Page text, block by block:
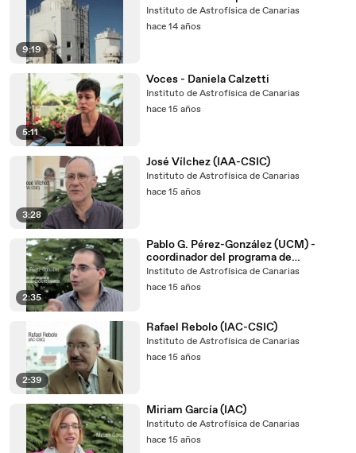
9:19
Instituto de Astrofísica de Canarias
hace 14 años
5:11
Voces - Daniela Calzetti
Instituto de Astrofísica de Canarias
hace 15 años
3:28
José Vílchez (IAA-CSIC)
Instituto de Astrofísica de Canarias
hace 15 años
2:35
Pablo G. Pérez-González (UCM) -
coordinador del programa de
observación ESO/GTC SHARDS
Instituto de Astrofísica de Canarias
hace 15 años
2:39
Rafael Rebolo (IAC-CSIC)
Instituto de Astrofísica de Canarias
hace 15 años
Miriam García (IAC)
Instituto de Astrofísica de Canarias
hace 15 años